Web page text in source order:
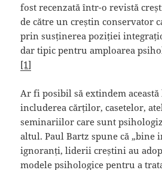
fost recenzată într-o revistă
de către un creștin conservator
prin susținerea poziției
dar tipic pentru amploarea
[1]
Ar fi posibil să extindem
includerea cărților, casetelor,
seminariilor care sunt
altul. Paul Bartz spune că „bine
ignoranți, liderii creștini au
modele psihologice pentru a